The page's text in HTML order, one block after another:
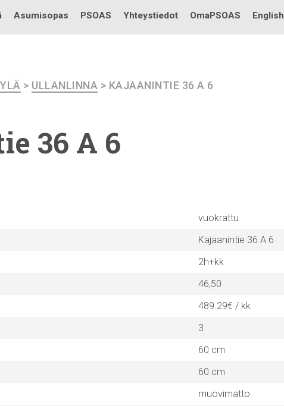
Testi
Asumisopas PSOAS Yhteystiedot OmaPSOAS English
> ULLANLINNA > KAJAANINTIE 36 A 6
36 A 6
vuokrattu
Kajaanintie 36 A 6
2h+kk
46,50
489.29€ / kk
3
60 cm
60 cm
muovimatto